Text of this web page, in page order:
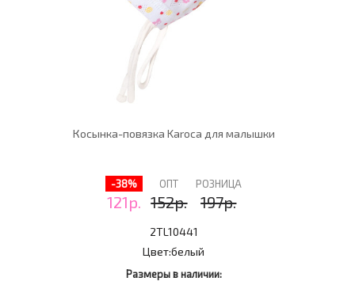
Косынка-повязка Karoca для малышки
-38%
121р.
ОПТ
152р.
РОЗНИЦА
197р.
2TL10441
Цвет:белый
Размеры в наличии: